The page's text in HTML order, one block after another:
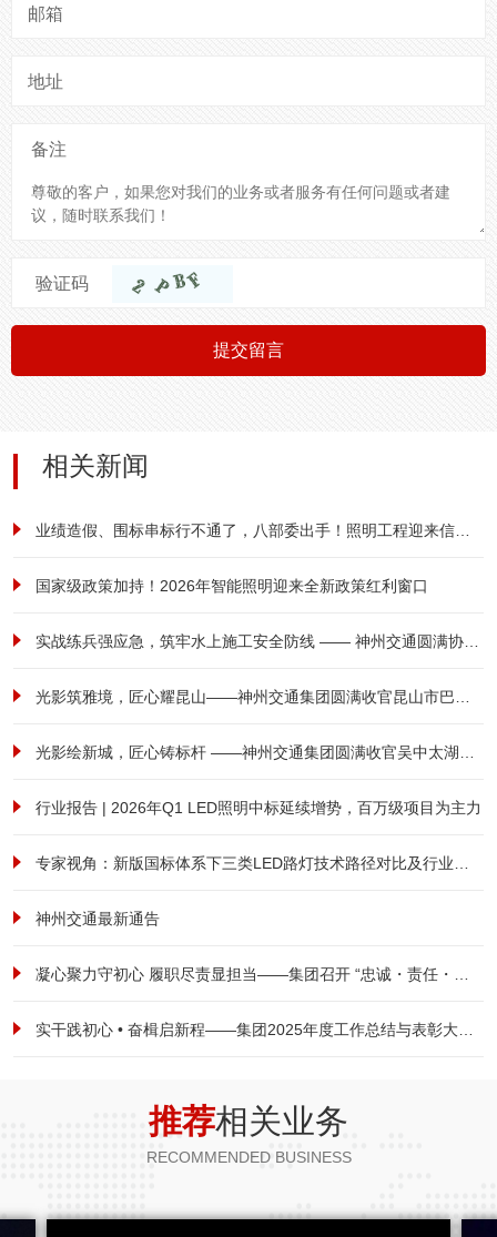
邮箱
地址
备注
验证码
提交留言
相关新闻
国家级政策加持！2026年智能照明迎来全新政策红利窗口
行业报告 | 2026年Q1 LED照明中标延续增势，百万级项目为主力
神州交通最新通告
推荐相关业务
RECOMMENDED BUSINESS